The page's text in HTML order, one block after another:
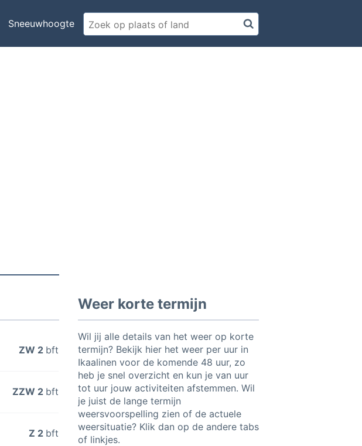
Sneeuwhoogte
ZW 2 bft
ZZW 2 bft
Z 2 bft
Weer korte termijn
Wil jij alle details van het weer op korte
termijn? Bekijk hier het weer per uur in
Ikaalinen voor de komende 48 uur, zo
heb je snel overzicht en kun je van uur
tot uur jouw activiteiten afstemmen. Wil
je juist de lange termijn
weersvoorspelling zien of de actuele
weersituatie? Klik dan op de andere tabs
of linkjes.